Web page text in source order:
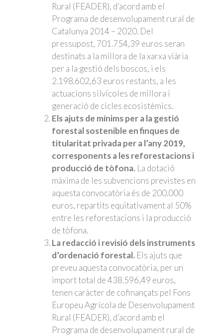
Rural (FEADER), d’acord amb el
Programa de desenvolupament rural de
Catalunya 2014 – 2020. Del
pressupost, 701.754,39 euros seran
destinats a la millora de la xarxa viària
per a la gestió dels boscos, i els
2.198.602,63 euros restants, a les
actuacions silvícoles de millora i
generació de cicles ecosistèmics.
Els ajuts de mínims per a la gestió
forestal sostenible en finques de
titularitat privada per a l’any 2019,
corresponents a les reforestacions i
producció de tòfona. La dotació
màxima de les subvencions previstes en
aquesta convocatòria és de 200.000
euros, repartits equitativament al 50%
entre les reforestacions i la producció
de tòfona.
La redacció i revisió dels instruments
d’ordenació forestal. Els ajuts que
preveu aquesta convocatòria, per un
import total de 438.596,49 euros,
tenen caràcter de cofinançats pel Fons
Europeu Agrícola de Desenvolupament
Rural (FEADER), d’acord amb el
Programa de desenvolupament rural de